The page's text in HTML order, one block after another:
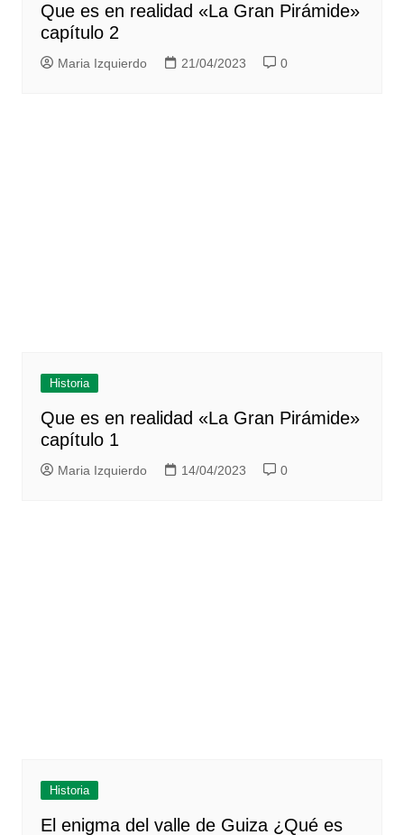
Que es en realidad «La Gran Pirámide»
capítulo 2
Maria Izquierdo 21/04/2023 0
Historia
Que es en realidad «La Gran Pirámide»
capítulo 1
Maria Izquierdo 14/04/2023 0
Historia
El enigma del valle de Guiza ¿Qué es